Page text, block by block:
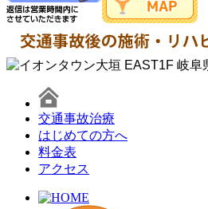
交通事故治療
はじめての方へ
料金表
アクセス